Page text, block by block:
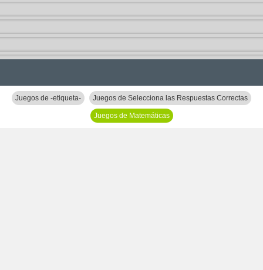
Juegos de -etiqueta- Juegos de Selecciona las Respuestas Correctas
Juegos de Matemáticas